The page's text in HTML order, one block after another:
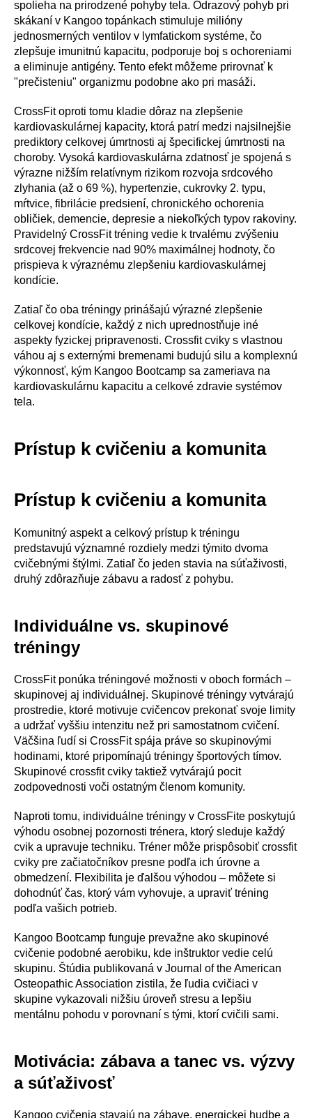
spolieha na prirodzené pohyby tela. Odrazový pohyb pri
skákaní v Kangoo topánkach stimuluje milióny
jednosmerných ventilov v lymfatickom systéme, čo
zlepšuje imunitnú kapacitu, podporuje boj s ochoreniami
a eliminuje antigény. Tento efekt môžeme prirovnať k
"prečisteniu" organizmu podobne ako pri masáži.
CrossFit oproti tomu kladie dôraz na zlepšenie
kardiovaskulárnej kapacity, ktorá patrí medzi najsilnejšie
prediktory celkovej úmrtnosti aj špecifickej úmrtnosti na
choroby. Vysoká kardiovaskulárna zdatnosť je spojená s
výrazne nižším relatívnym rizikom rozvoja srdcového
zlyhania (až o 69 %), hypertenzie, cukrovky 2. typu,
mŕtvice, fibrilácie predsiení, chronického ochorenia
obličiek, demencie, depresie a niekoľkých typov rakoviny.
Pravidelný CrossFit tréning vedie k trvalému zvýšeniu
srdcovej frekvencie nad 90% maximálnej hodnoty, čo
prispieva k výraznému zlepšeniu kardiovaskulárnej
kondície.
Zatiaľ čo oba tréningy prinášajú výrazné zlepšenie
celkovej kondície, každý z nich uprednostňuje iné
aspekty fyzickej pripravenosti. Crossfit cviky s vlastnou
váhou aj s externými bremenami budujú silu a komplexnú
výkonnosť, kým Kangoo Bootcamp sa zameriava na
kardiovaskulárnu kapacitu a celkové zdravie systémov
tela.
Prístup k cvičeniu a komunita
Prístup k cvičeniu a komunita
Komunitný aspekt a celkový prístup k tréningu
predstavujú významné rozdiely medzi týmito dvoma
cvičebnými štýlmi. Zatiaľ čo jeden stavia na súťaživosti,
druhý zdôrazňuje zábavu a radosť z pohybu.
Individuálne vs. skupinové
tréningy
CrossFit ponúka tréningové možnosti v oboch formách –
skupinovej aj individuálnej. Skupinové tréningy vytvárajú
prostredie, ktoré motivuje cvičencov prekonať svoje limity
a udržať vyššiu intenzitu než pri samostatnom cvičení.
Väčšina ľudí si CrossFit spája práve so skupinovými
hodinami, ktoré pripomínajú tréningy športových tímov.
Skupinové crossfit cviky taktiež vytvárajú pocit
zodpovednosti voči ostatným členom komunity.
Naproti tomu, individuálne tréningy v CrossFite poskytujú
výhodu osobnej pozornosti trénera, ktorý sleduje každý
cvik a upravuje techniku. Tréner môže prispôsobiť crossfit
cviky pre začiatočníkov presne podľa ich úrovne a
obmedzení. Flexibilita je ďalšou výhodou – môžete si
dohodnúť čas, ktorý vám vyhovuje, a upraviť tréning
podľa vašich potrieb.
Kangoo Bootcamp funguje prevažne ako skupinové
cvičenie podobné aerobiku, kde inštruktor vedie celú
skupinu. Štúdia publikovaná v Journal of the American
Osteopathic Association zistila, že ľudia cvičiaci v
skupine vykazovali nižšiu úroveň stresu a lepšiu
mentálnu pohodu v porovnaní s tými, ktorí cvičili sami.
Motivácia: zábava a tanec vs. výzvy
a súťaživosť
Kangoo cvičenia stavajú na zábave, energickej hudbe a